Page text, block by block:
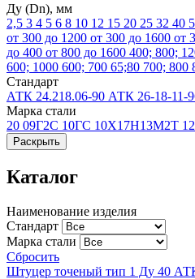
Ду (Dn), мм
2,5 3 4 5 6 8 10 12 15 20 25 32 40
от 300 до 1200 от 300 до 1600 от
до 400 от 800 до 1600 400; 800;
600; 1000 600; 700 65;80 700; 800
Стандарт
АТК 24.218.06-90 АТК 26-18-11-
Марка стали
20 09Г2С 10ГС 10Х17Н13М2Т
Раскрыть
Каталог
Наименование изделия
Стандарт
Марка стали
Сбросить
Штуцер точеный тип 1 Ду 40